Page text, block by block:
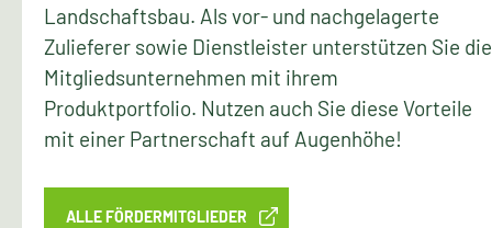
Landschaftsbau. Als vor- und nachgelagerte
Zulieferer sowie Dienstleister unterstützen Sie die
Mitgliedsunternehmen mit ihrem
Produktportfolio. Nutzen auch Sie diese Vorteile
mit einer Partnerschaft auf Augenhöhe!
ALLE FÖRDERMITGLIEDER